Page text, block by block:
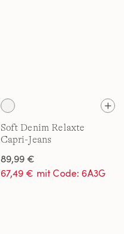
Soft Denim Relaxte
Capri-Jeans
89,99 €
67,49 € mit Code: 6A3G